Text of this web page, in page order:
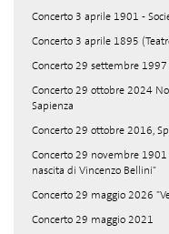
Concerto 3 aprile 1901 -
Concerto 3 aprile 1895
Concerto 29 settembre 1997
Concerto 29 ottobre 2024
Sapienza
Concerto 29 ottobre 2016,
Concerto 29 novembre
nascita di Vincenzo Bellini"
Concerto 29 maggio 2026
Concerto 29 maggio 2021